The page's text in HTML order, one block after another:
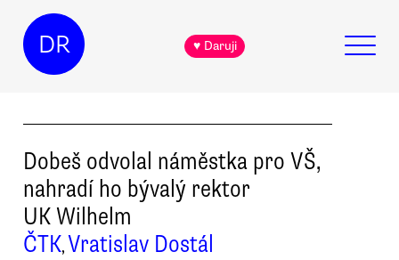
DR ♥ Daruji
Dobeš odvolal náměstka pro VŠ,
nahradí ho bývalý rektor
UK Wilhelm
ČTK,Vratislav Dostál